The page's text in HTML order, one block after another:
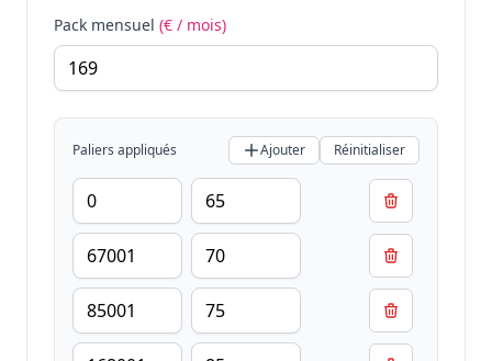
Pack mensuel (€ / mois)
Paliers appliqués Ajouter Réinitialiser